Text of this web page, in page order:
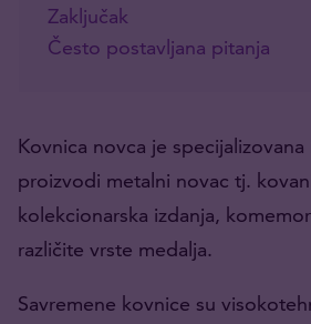
Zaključak
Često postavljana pitanja
Kovnica novca je
proizvodi metalni novac tj.
kolekcionarska izdanja,
različite vrste medalja.
Savremene kovnice su